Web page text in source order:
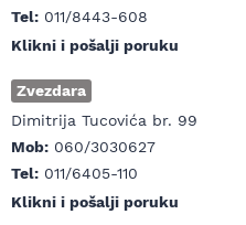
Tel: 011/8443-608
Klikni i pošalji poruku
Zvezdara
Dimitrija Tucovića br. 99
Mob: 060/3030627
Tel: 011/6405-110
Klikni i pošalji poruku